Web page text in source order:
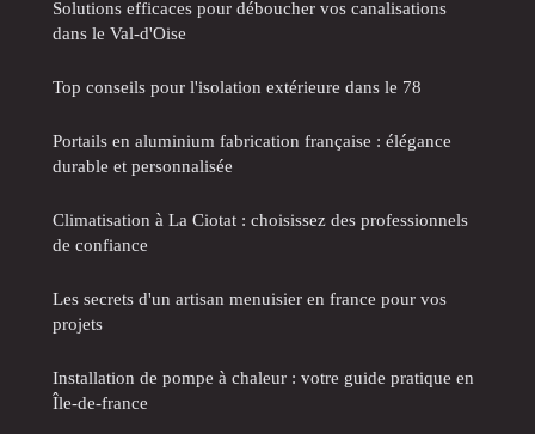
Solutions efficaces pour déboucher vos canalisations
dans le Val-d'Oise
Top conseils pour l'isolation extérieure dans le 78
Portails en aluminium fabrication française : élégance
durable et personnalisée
Climatisation à La Ciotat : choisissez des professionnels
de confiance
Les secrets d'un artisan menuisier en france pour vos
projets
Installation de pompe à chaleur : votre guide pratique en
Île-de-france